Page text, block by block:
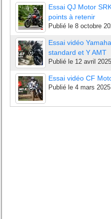
Essai QJ Motor
points à retenir
Publié le 8 octobre
Essai vidéo
standard et Y AMT
Publié le 12 avril
Essai vidéo CF
Publié le 4 mars